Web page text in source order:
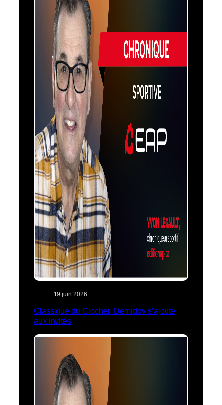
19 juin 2026
Classique du Clocher: Demidov s’ajoute
aux invités